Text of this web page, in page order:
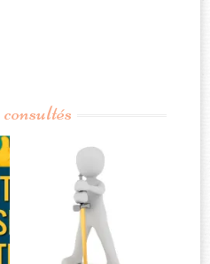
consultés